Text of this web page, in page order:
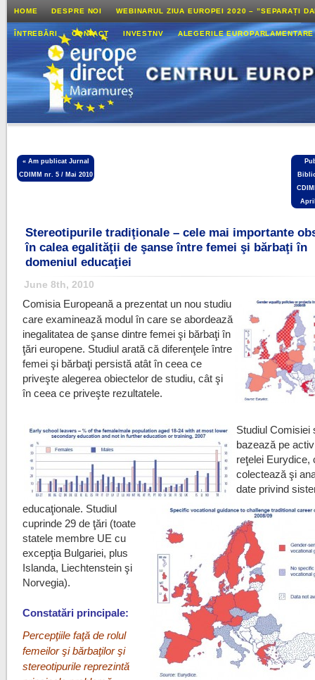
HOME DESPRE NOI WEBINARUL ZIUA EUROPEI 2020 – ”SEPARAȚI
ÎNTREBĂRI CONTACT INVESTNV ALEGERILE
« Am publicat Jurnal
CDIMM nr. 5 / Mai 2010
Stereotipurile tradiţionale – cele mai importante
în calea egalităţii de şanse între femei şi bărbaţi în
domeniul educaţiei
June 8th, 2010
Comisia Europeană a prezentat un nou studiu
care examinează modul în care se abordează
inegalitatea de şanse dintre femei şi bărbaţi în
ţări europene. Studiul arată că diferenţele între
femei şi bărbaţi persistă atât în ceea ce
priveşte alegerea obiectelor de studiu, cât şi
în ceea ce priveşte rezultatele.
Studiul Comisiei
bazează pe
reţelei Eurydice,
colectează şi
date privind
educaţionale. Studiul
cuprinde 29 de ţări (toate
statele membre UE cu
excepţia Bulgariei, plus
Islanda, Liechtenstein şi
Norvegia).
Constatări principale:
Percepţiile faţă de rolul
femeilor şi bărbaţilor şi
stereotipurile reprezintă